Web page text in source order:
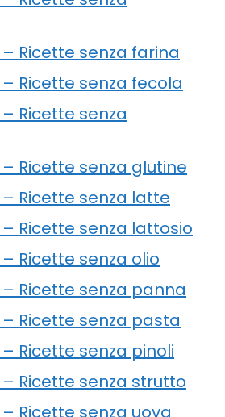
Ricette senza farina
Ricette senza fecola
Ricette senza
Ricette senza glutine
Ricette senza latte
Ricette senza lattosio
Ricette senza olio
Ricette senza panna
Ricette senza pasta
Ricette senza pinoli
Ricette senza strutto
Ricette senza uova